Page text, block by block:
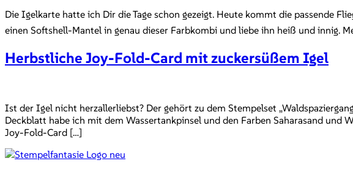
Die Igelkarte hatte ich Dir die Tage schon gezeigt. Heute kommt die passende
einen Softshell-Mantel in genau dieser Farbkombi und liebe ihn heiß und innig.
Herbstliche Joy-Fold-Card mit zuckersüßem Igel
Ist der Igel nicht herzallerliebst? Der gehört zu dem Stempelset
Deckblatt habe ich mit dem Wassertankpinsel und den Farben Saharasand
Joy-Fold-Card […]